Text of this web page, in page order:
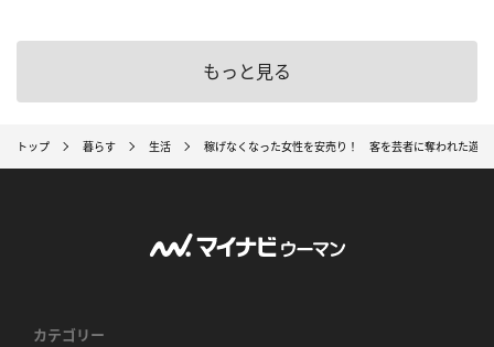
もっと見る
トップ 暮らす 生活 稼げなくなった女性を安売り！ 客を芸者に奪われた遊郭
カテゴリー